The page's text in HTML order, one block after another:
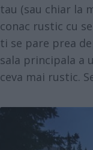
tau (sau chiar la
conac rustic cu
ti se pare prea
sala principala a
ceva mai rustic.